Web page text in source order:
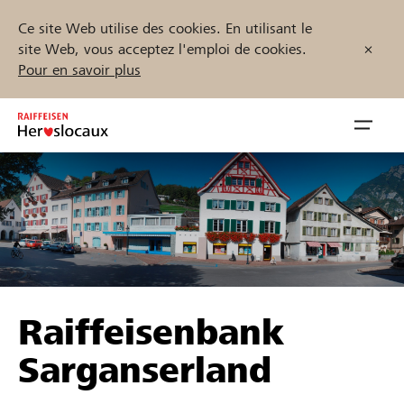
Ce site Web utilise des cookies. En utilisant le
site Web, vous acceptez l'emploi de cookies.
Pour en savoir plus
Inhalt
springen
öffnen
Parrainer
Soutien & assistance
Trouvez des projets et des organisations
Démarrez maintenant
Raiffeisenbank
Sarganserland